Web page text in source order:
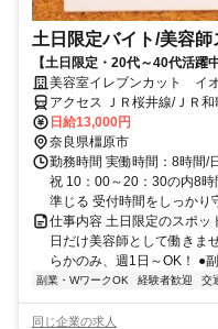
土日限定バイト/美容師
【土日限定・20代～40代活躍
3000円！土日どちらかのみも
イリスト募集！
美容室イレブンカット イ
アクセス ＪＲ桜井線/ＪＲ
城徒歩約19分、近鉄大阪線
日給13,000円
奈良県橿原市
勤務時間 実働時間：8時間/
祝 10：00～20：30の内8
準じる 受付時間をしっかり
仕事内容 土日限定のスポッ
日だけ美容師として働きま
らかのみ、週1日～OK！ ●
副業・WワークOK 経験者歓迎 交
同じ企業の求人